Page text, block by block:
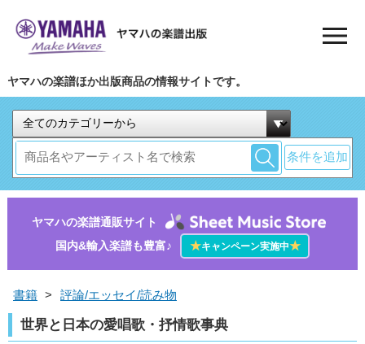
ヤマハの楽譜ほか出版商品の情報サイトです。
条件を追加
ヤマハの楽譜通販サイト
国内&輸入楽譜も豊富♪
★キャンペーン実施中★
書籍 > 評論/エッセイ/読み物
世界と日本の愛唱歌・抒情歌事典